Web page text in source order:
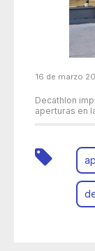
16 de marzo
Decathlon
aperturas en